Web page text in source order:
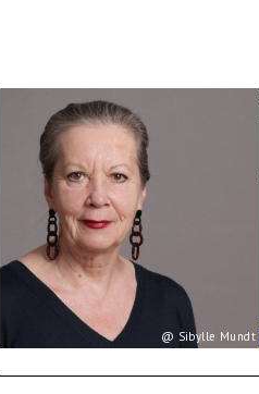
@ Sibylle Mundt